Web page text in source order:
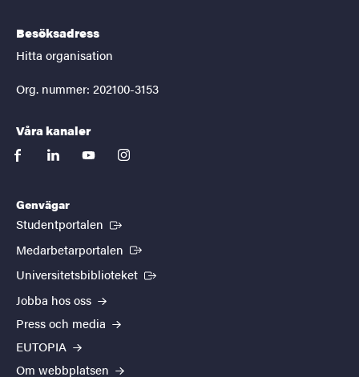
Besöksadress
Hitta organisation
Org. nummer: 202100-3153
Våra kanaler
facebooklinkedinyoutubeinstagram
Genvägar
Studentportalen (Extern länk)
Medarbetarportalen (Extern länk)
Universitetsbiblioteket (Extern länk)
Jobba hos oss
Press och media
EUTOPIA
Om webbplatsen